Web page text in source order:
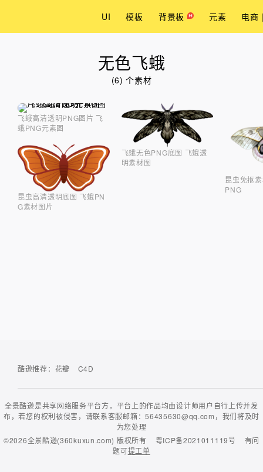
UI 模板 背景板 元素 电商
无色飞蛾
(6) 个素材
飞蛾高清透明PNG图片 飞
蛾PNG元素图
昆虫高清透明底图 飞蛾PN
G素材图片
飞蛾无色PNG底图 飞蛾透
明素材图
昆虫免抠
PNG
酷逊推荐： 花瓣 C4D
全景酷逊是共享网络服务平台方，平台上的作品均由设计师用户自行上传并发
布，若您的权利被侵害，请联系客服邮箱：56435630@qq.com，我们将及时
为您处理
©2026全景酷逊(360kuxun.com) 版权所有 粤ICP备2021011119号
有问
题可提工单